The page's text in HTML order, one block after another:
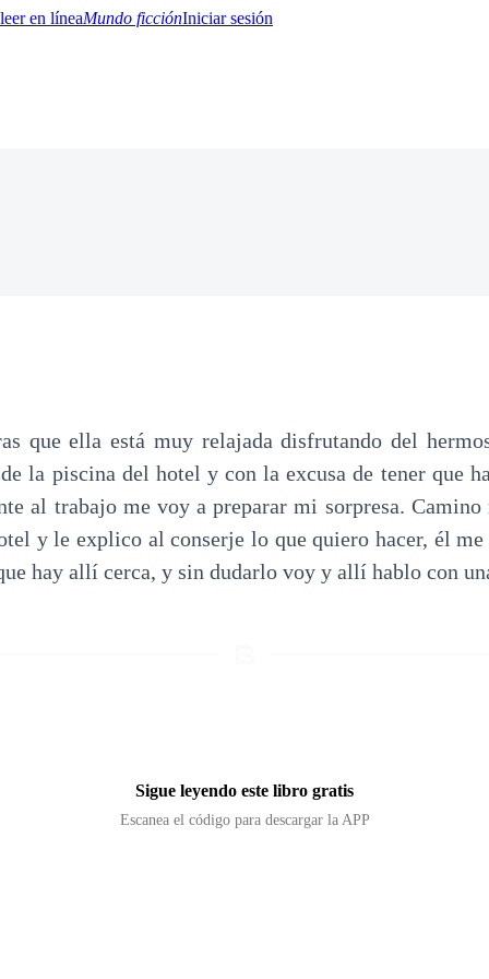
Mundo ficciónIniciar sesión
que ella está muy relajada disfrutando del
la piscina del hotel y con la excusa de tener que
al trabajo me voy a preparar mi sorpresa. Camino
y le explico al conserje lo que quiero hacer, él
hay allí cerca, y sin dudarlo voy y allí hablo con
Sigue leyendo este libro gratis
Escanea el código para descargar la APP